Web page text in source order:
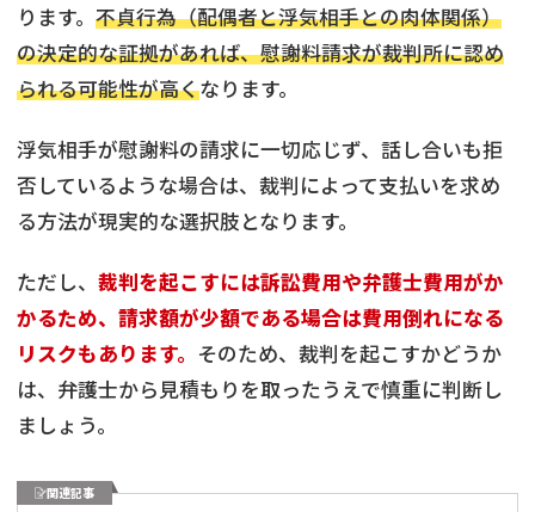
ります。 不貞行為（配偶者と浮気相手との肉体関係）
の決定的な証拠があれば、慰謝料請求が裁判所に認め
られる可能性が高くなります。
浮気相手が慰謝料の請求に一切応じず、話し合いも拒
否しているような場合は、裁判によって支払いを求め
る方法が現実的な選択肢となります。
ただし、 裁判を起こすには訴訟費用や弁護士費用がか
かるため、請求額が少額である場合は費用倒れになる
リスクもあります。 そのため、裁判を起こすかどうか
は、弁護士から見積もりを取ったうえで慎重に判断し
ましょう。
関連記事